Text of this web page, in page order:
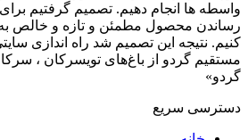
واسطه ها انجام دهیم. تصمیم گرفتیم
رساندن محصول مطمئن و تازه و خالص
کنیم. نتیجه این تصمیم شد راه اندازی
مستقیم گردو از باغ‌های تویسرکان ،
گردو»
دسترسی سریع